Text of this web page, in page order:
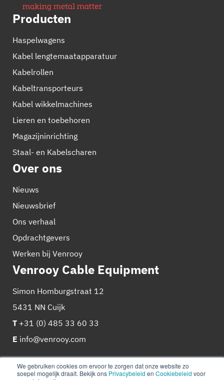
We gebruiken cookies om ervoor te zorgen dat onze website zo
soepel mogelijk draait. Bekijk ons Privacybeleid en Cookiebeleid voor
Producten
Haspelwagens
Kabel lengtemaatapparatuur
Kabelrollen
Kabeltransporteurs
Kabel wikkelmachines
Lieren en toebehoren
Magazijninrichting
Staal- en Kabelscharen
Over ons
Nieuws
Nieuwsbrief
Ons verhaal
Opdrachtgevers
Werken bij Venrooy
Venrooy Cable Equipment
Simon Homburgstraat 12
5431 NN Cuijk
T +31 (0) 485 33 60 33
E info@venrooy.com